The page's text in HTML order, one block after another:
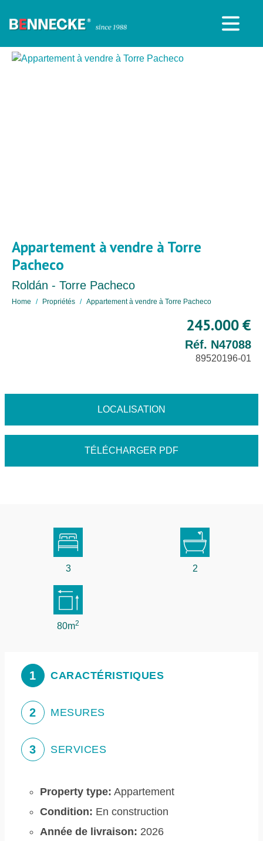
Appartement à vendre à Torre
Pacheco
Roldán - Torre Pacheco
Home Propriétés Appartement à vendre à Torre Pacheco
245.000 €
Réf. N47088
89520196-01
LOCALISATION
TÉLÉCHARGER PDF
3 2
80m2
1 CARACTÉRISTIQUES
2 MESURES
3 SERVICES
Property type: Appartement
Condition: En construction
Année de livraison: 2026